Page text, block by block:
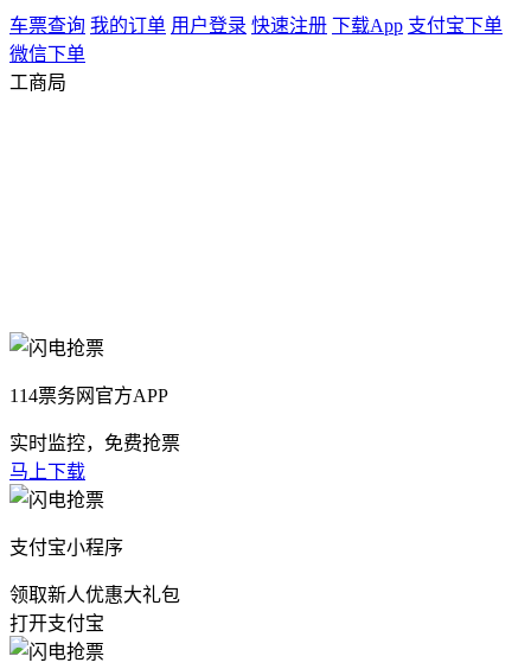
车票查询 我的订单 用户登录 快速注册 下载App 支付宝下单
微信下单
工商局
114票务网官方APP
实时监控，免费抢票
马上下载
支付宝小程序
领取新人优惠大礼包
打开支付宝